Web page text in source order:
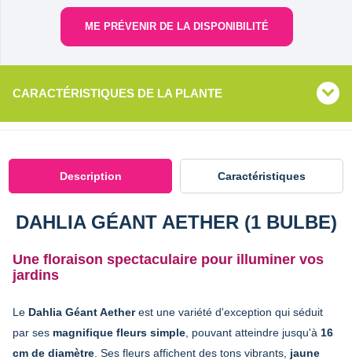
ME PRÉVENIR DE LA DISPONIBILITÉ
CARACTÉRISTIQUES DE LA PLANTE
Description Caractéristiques
DAHLIA GÉANT AETHER (1 BULBE)
Une floraison spectaculaire pour illuminer vos
jardins
Le Dahlia Géant Aetherest une variété d'exception qui séduit
par ses magnifique fleurs simple , pouvant atteindre jusqu'à 16
cm de diamètre . Ses fleurs affichent des tons vibrants, jaune